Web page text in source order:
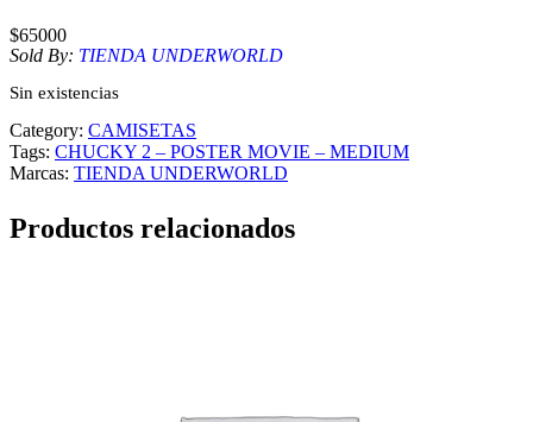
$65000
Sold By: TIENDA UNDERWORLD
Sin existencias
Category: CAMISETAS
Tags: CHUCKY 2 – POSTER MOVIE – MEDIUM
Marcas: TIENDA UNDERWORLD
Productos relacionados